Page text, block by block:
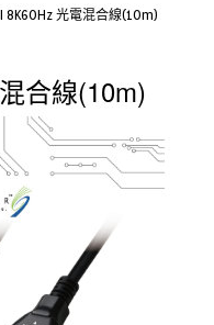
8K60Hz 光電混合線(10m)
合線(10m)